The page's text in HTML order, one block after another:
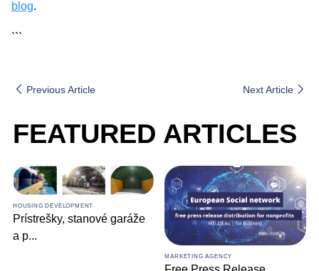
blog.
```
Previous Article Next Article
FEATURED ARTICLES
HOUSING DEVELOPMENT
Prístrešky, stanové garáže
a p...
MARKETING AGENCY